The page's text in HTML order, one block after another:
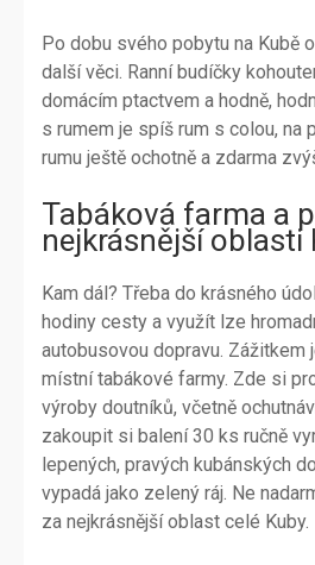
Po dobu svého pobytu na Kubě
další věci. Ranní budíčky
domácím ptactvem a hodně,
s rumem je spíš rum s colou, na
rumu ještě ochotně a zdarma
Tabáková farma a
nejkrásnější oblasti
Kam dál? Třeba do krásného
hodiny cesty a využít lze
autobusovou dopravu. Zážitkem
místní tabákové farmy. Zde si
výroby doutníků, včetně
zakoupit si balení 30 ks ručně
lepených, pravých kubánských
vypadá jako zelený ráj. Ne
za nejkrásnější oblast celé Kuby.